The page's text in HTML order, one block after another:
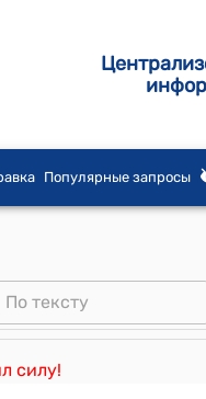
Популярные запросы
силу!